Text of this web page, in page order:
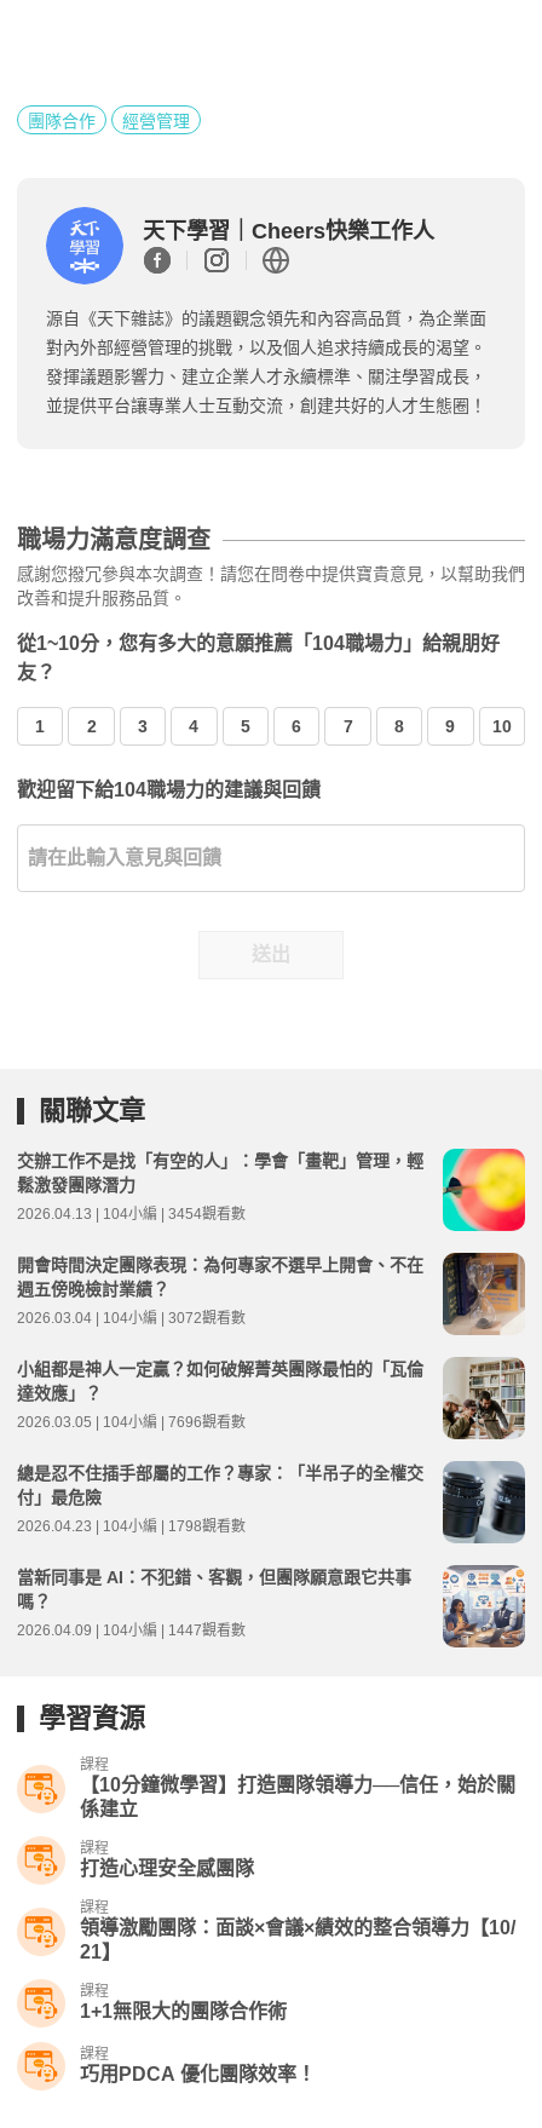
團隊合作 經營管理
天下學習｜Cheers快樂工作人
源自《天下雜誌》的議題觀念領先和內容高品質，為企業面
對內外部經營管理的挑戰，以及個人追求持續成長的渴望。
發揮議題影響力、建立企業人才永續標準、關注學習成長，
並提供平台讓專業人士互動交流，創建共好的人才生態圈！
職場力滿意度調查
感謝您撥冗參與本次調查！請您在問卷中提供寶貴意見，以幫助我們
改善和提升服務品質。
從1~10分，您有多大的意願推薦「104職場力」給親朋好
友？
1 2 3 4 5 6 7 8 9 10
歡迎留下給104職場力的建議與回饋
送出
關聯文章
交辦工作不是找「有空的人」：學會「畫靶」管理，輕
鬆激發團隊潛力
2026.04.13 | 104小編 | 3454觀看數
開會時間決定團隊表現：為何專家不選早上開會、不在
週五傍晚檢討業績？
2026.03.04 | 104小編 | 3072觀看數
小組都是神人一定贏？如何破解菁英團隊最怕的「瓦倫
達效應」？
2026.03.05 | 104小編 | 7696觀看數
總是忍不住插手部屬的工作？專家：「半吊子的全權交
付」最危險
2026.04.23 | 104小編 | 1798觀看數
當新同事是 AI：不犯錯、客觀，但團隊願意跟它共事
嗎？
2026.04.09 | 104小編 | 1447觀看數
學習資源
課程
【10分鐘微學習】打造團隊領導力──信任，始於關
係建立
課程
打造心理安全感團隊
課程
領導激勵團隊：面談×會議×績效的整合領導力【10/
21】
課程
1+1無限大的團隊合作術
課程
巧用PDCA 優化團隊效率！